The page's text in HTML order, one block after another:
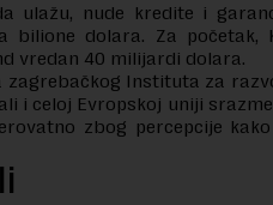
ulažu, nude kredite i
bilione dolara. Za početak,
vredan 40 milijardi dolara.
Instituta za
i celoj Evropskoj uniji
zbog percepcije